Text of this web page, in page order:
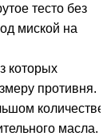
тесто без
миской на
которых
противня.
количестве
масла.